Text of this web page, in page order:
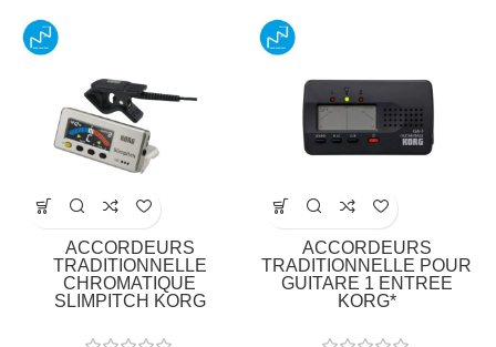
ACCORDEURS
TRADITIONNELLE
CHROMATIQUE
SLIMPITCH KORG
ACCORDEURS
TRADITIONNELLE POUR
GUITARE 1 ENTREE
KORG*